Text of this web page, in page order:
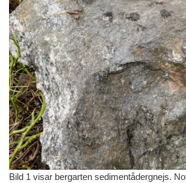
Bild 1 visar bergarten sedimentådergnejs.